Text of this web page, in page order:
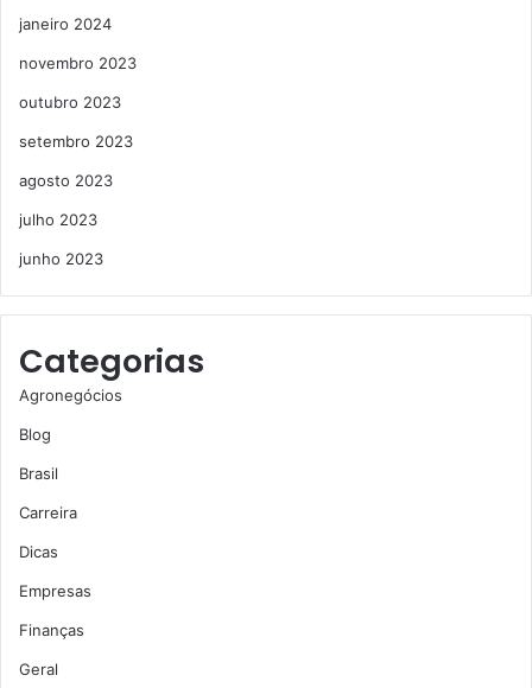
janeiro 2024
novembro 2023
outubro 2023
setembro 2023
agosto 2023
julho 2023
junho 2023
Categorias
Agronegócios
Blog
Brasil
Carreira
Dicas
Empresas
Finanças
Geral